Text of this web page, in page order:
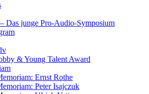
Das junge Pro-Audio-Symposium
& Young Talent Award
Ernst Rothe
Peter Isajczuk